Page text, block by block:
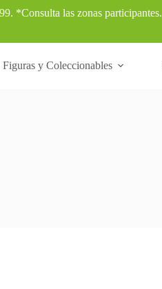
*Consulta las zonas participantes.
Figuras y Coleccionables